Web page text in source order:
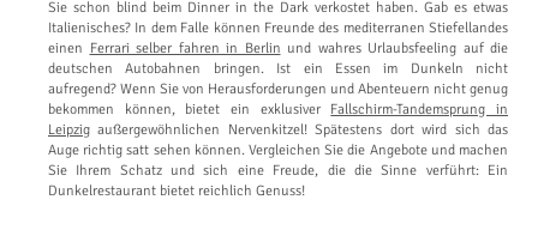
Sie schon blind beim Dinner in the Dark verkostet haben. Gab es etwas
Italienisches? In dem Falle können Freunde des mediterranen Stiefellandes
einen Ferrari selber fahren in Berlin und wahres Urlaubsfeeling auf die
deutschen Autobahnen bringen. Ist ein Essen im Dunkeln nicht
aufregend? Wenn Sie von Herausforderungen und Abenteuern nicht genug
bekommen können, bietet ein exklusiver Fallschirm-Tandemsprung in
Leipzig außergewöhnlichen Nervenkitzel! Spätestens dort wird sich das
Auge richtig satt sehen können. Vergleichen Sie die Angebote und machen
Sie Ihrem Schatz und sich eine Freude, die die Sinne verführt: Ein
Dunkelrestaurant bietet reichlich Genuss!